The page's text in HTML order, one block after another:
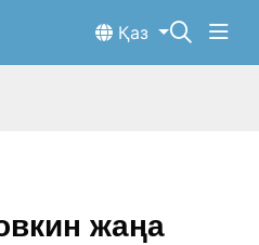
Қаз
жаңа